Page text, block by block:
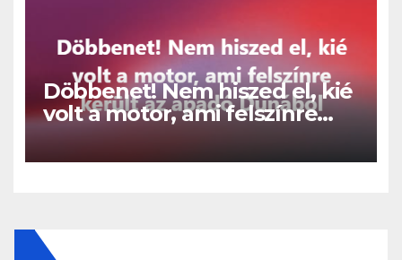
Döbbenet! Nem hiszed el, kié
volt a motor, ami felszínre
került az apadó Dunából